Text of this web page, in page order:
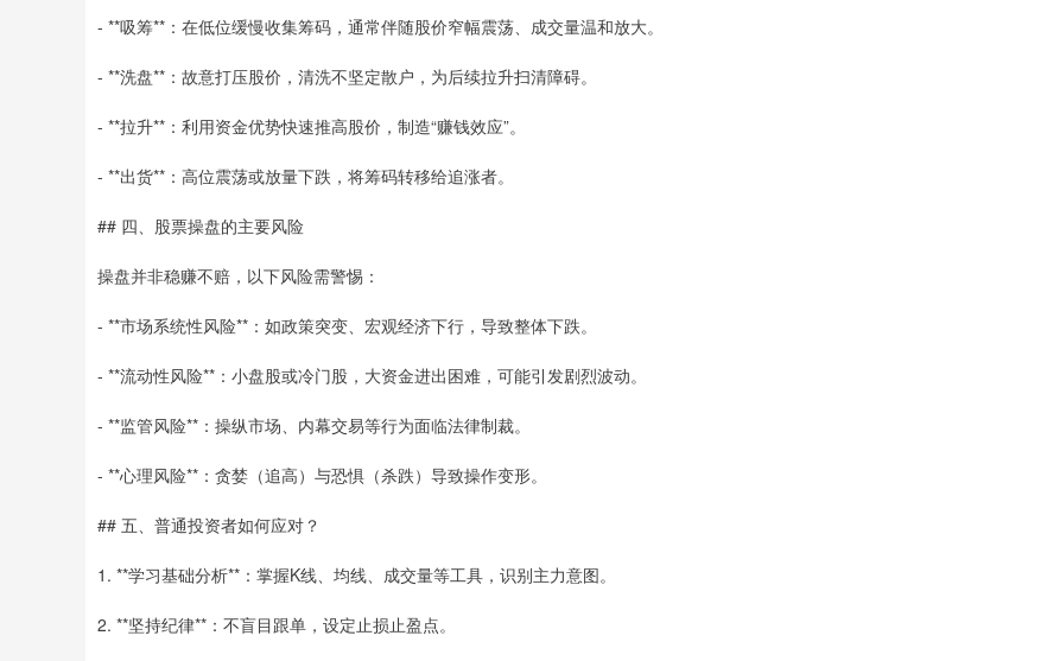
- **吸筹**：在低位缓慢收集筹码，通常伴随股价窄幅震荡、成交量温和放大。
- **洗盘**：故意打压股价，清洗不坚定散户，为后续拉升扫清障碍。
- **拉升**：利用资金优势快速推高股价，制造“赚钱效应”。
- **出货**：高位震荡或放量下跌，将筹码转移给追涨者。
## 四、股票操盘的主要风险
操盘并非稳赚不赔，以下风险需警惕：
- **市场系统性风险**：如政策突变、宏观经济下行，导致整体下跌。
- **流动性风险**：小盘股或冷门股，大资金进出困难，可能引发剧烈波动。
- **监管风险**：操纵市场、内幕交易等行为面临法律制裁。
- **心理风险**：贪婪（追高）与恐惧（杀跌）导致操作变形。
## 五、普通投资者如何应对？
1. **学习基础分析**：掌握K线、均线、成交量等工具，识别主力意图。
2. **坚持纪律**：不盲目跟单，设定止损止盈点。